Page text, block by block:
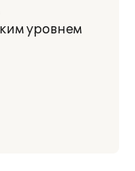
уровнем